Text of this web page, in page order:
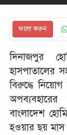
ফলো করুন
দিনাজপুর
হাসপাতালের
বিরুদ্ধে
বাংলাদেশ
হওয়ার ছয় মাস